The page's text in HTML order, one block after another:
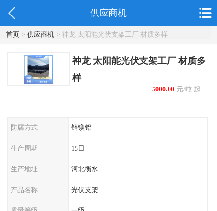
供应商机
首页> 供应商机> 神龙 太阳能光伏支架工厂 材质多样
神龙 太阳能光伏支架工厂 材质多
样
5000.00元/吨 起
防腐方式 锌镁铝
生产周期 15日
生产地址 河北衡水
产品名称 光伏支架